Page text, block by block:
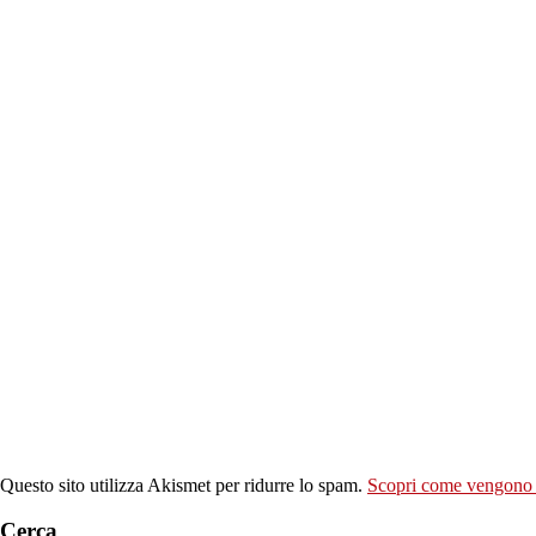
Questo sito utilizza Akismet per ridurre lo spam. Scopri come
Cerca